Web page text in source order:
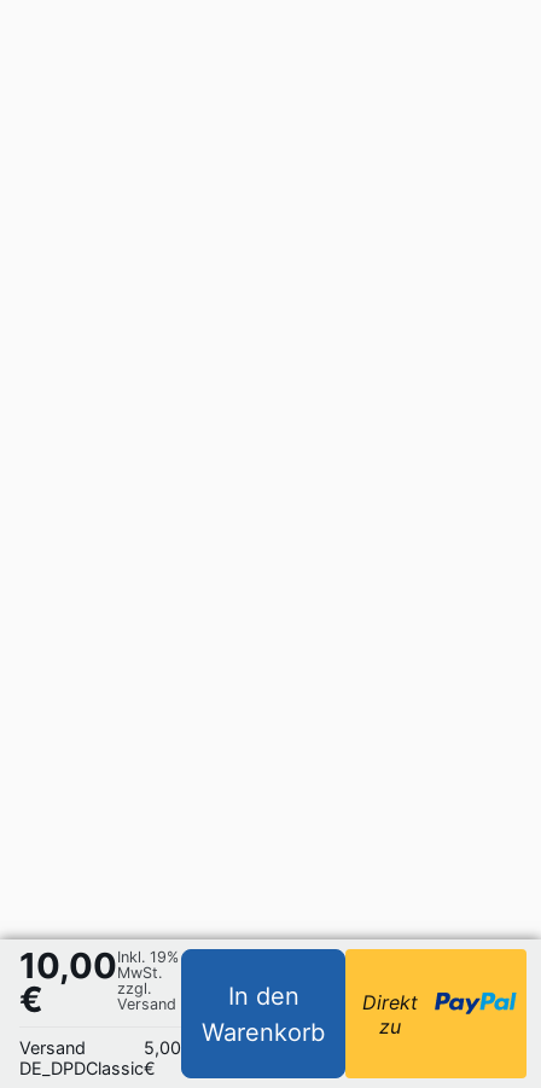
10,00
€
Inkl. 19%
MwSt.
zzgl.
Versand
Versand
DE_DPDClassic
5,00
€
In den
Warenkorb
Direkt
zu